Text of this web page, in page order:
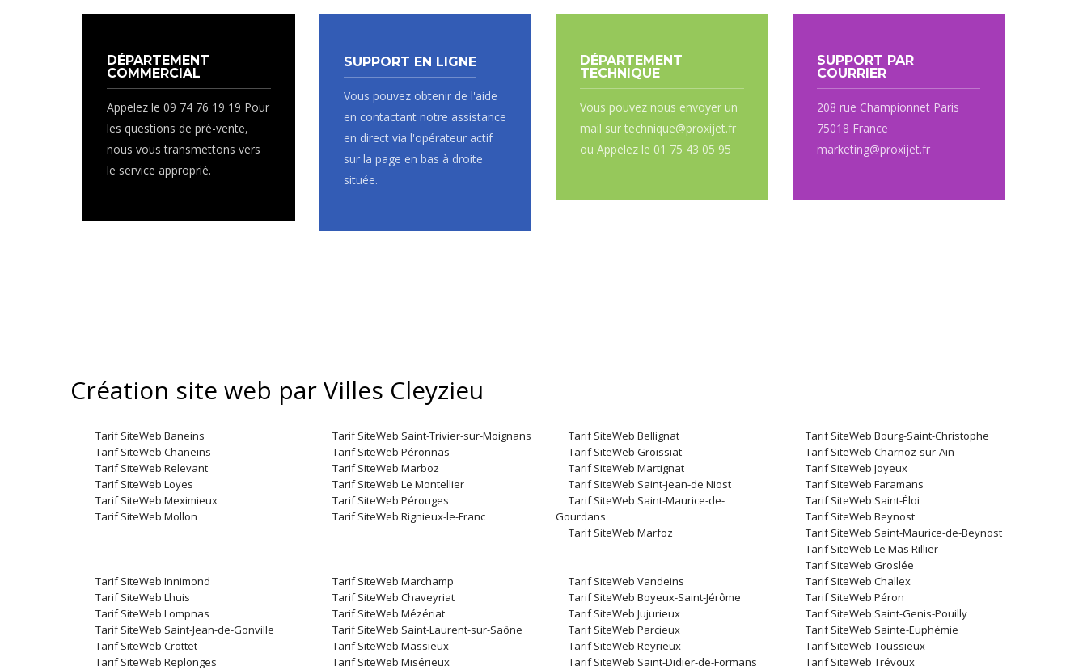
DÉPARTEMENT
COMMERCIAL
Appelez le 09 74 76 19 19 Pour
les questions de pré-vente,
nous vous transmettons vers
le service approprié.
SUPPORT EN LIGNE
Vous pouvez obtenir de l'aide
en contactant notre assistance
en direct via l'opérateur actif
sur la page en bas à droite
située.
DÉPARTEMENT
TECHNIQUE
Vous pouvez nous envoyer un
mail sur technique@proxijet.fr
ou Appelez le 01 75 43 05 95
SUPPORT PAR
COURRIER
208 rue Championnet Paris
75018 France
marketing@proxijet.fr
Création site web par Villes Cleyzieu
Tarif SiteWeb Baneins
Tarif SiteWeb Chaneins
Tarif SiteWeb Relevant
Tarif SiteWeb Saint-Trivier-sur-Moignans
Tarif SiteWeb Péronnas
Tarif SiteWeb Marboz
Tarif SiteWeb Bellignat
Tarif SiteWeb Groissiat
Tarif SiteWeb Martignat
Tarif SiteWeb Bourg-Saint-Christophe
Tarif SiteWeb Charnoz-sur-Ain
Tarif SiteWeb Joyeux
Tarif SiteWeb Loyes
Tarif SiteWeb Meximieux
Tarif SiteWeb Mollon
Tarif SiteWeb Le Montellier
Tarif SiteWeb Pérouges
Tarif SiteWeb Rignieux-le-Franc
Tarif SiteWeb Saint-Jean-de Niost
Tarif SiteWeb Saint-Maurice-de-
Gourdans
Tarif SiteWeb Marfoz
Tarif SiteWeb Faramans
Tarif SiteWeb Saint-Éloi
Tarif SiteWeb Beynost
Tarif SiteWeb Saint-Maurice-de-Beynost
Tarif SiteWeb Le Mas Rillier
Tarif SiteWeb Groslée
Tarif SiteWeb Innimond
Tarif SiteWeb Lhuis
Tarif SiteWeb Lompnas
Tarif SiteWeb Marchamp
Tarif SiteWeb Chaveyriat
Tarif SiteWeb Mézériat
Tarif SiteWeb Vandeins
Tarif SiteWeb Boyeux-Saint-Jérôme
Tarif SiteWeb Jujurieux
Tarif SiteWeb Challex
Tarif SiteWeb Péron
Tarif SiteWeb Saint-Genis-Pouilly
Tarif SiteWeb Saint-Jean-de-Gonville
Tarif SiteWeb Crottet
Tarif SiteWeb Replonges
Tarif SiteWeb Saint-Laurent-sur-Saône
Tarif SiteWeb Massieux
Tarif SiteWeb Misérieux
Tarif SiteWeb Parcieux
Tarif SiteWeb Reyrieux
Tarif SiteWeb Saint-Didier-de-Formans
Tarif SiteWeb Sainte-Euphémie
Tarif SiteWeb Toussieux
Tarif SiteWeb Trévoux